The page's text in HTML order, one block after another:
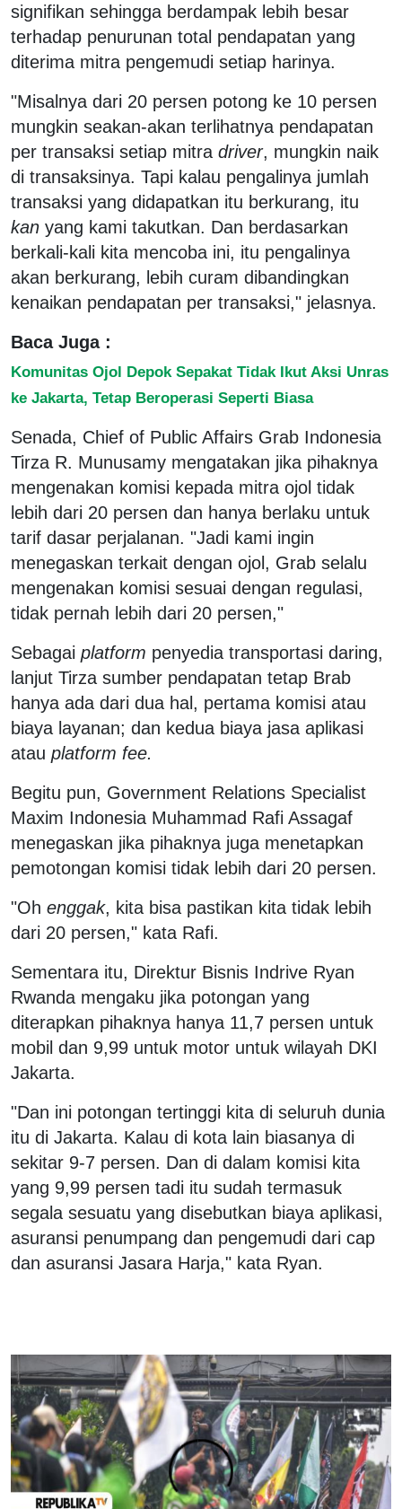
signifikan sehingga berdampak lebih besar
terhadap penurunan total pendapatan yang
diterima mitra pengemudi setiap harinya.
"Misalnya dari 20 persen potong ke 10 persen
mungkin seakan-akan terlihatnya pendapatan
per transaksi setiap mitra driver, mungkin naik
di transaksinya. Tapi kalau pengalinya jumlah
transaksi yang didapatkan itu berkurang, itu
kan yang kami takutkan. Dan berdasarkan
berkali-kali kita mencoba ini, itu pengalinya
akan berkurang, lebih curam dibandingkan
kenaikan pendapatan per transaksi," jelasnya.
Baca Juga :
Komunitas Ojol Depok Sepakat Tidak Ikut Aksi Unras
ke Jakarta, Tetap Beroperasi Seperti Biasa
Senada, Chief of Public Affairs Grab Indonesia
Tirza R. Munusamy mengatakan jika pihaknya
mengenakan komisi kepada mitra ojol tidak
lebih dari 20 persen dan hanya berlaku untuk
tarif dasar perjalanan. "Jadi kami ingin
menegaskan terkait dengan ojol, Grab selalu
mengenakan komisi sesuai dengan regulasi,
tidak pernah lebih dari 20 persen,"
Sebagai platform penyedia transportasi daring,
lanjut Tirza sumber pendapatan tetap Brab
hanya ada dari dua hal, pertama komisi atau
biaya layanan; dan kedua biaya jasa aplikasi
atau platform fee.
Begitu pun, Government Relations Specialist
Maxim Indonesia Muhammad Rafi Assagaf
menegaskan jika pihaknya juga menetapkan
pemotongan komisi tidak lebih dari 20 persen.
"Oh enggak, kita bisa pastikan kita tidak lebih
dari 20 persen," kata Rafi.
Sementara itu, Direktur Bisnis Indrive Ryan
Rwanda mengaku jika potongan yang
diterapkan pihaknya hanya 11,7 persen untuk
mobil dan 9,99 untuk motor untuk wilayah DKI
Jakarta.
"Dan ini potongan tertinggi kita di seluruh dunia
itu di Jakarta. Kalau di kota lain biasanya di
sekitar 9-7 persen. Dan di dalam komisi kita
yang 9,99 persen tadi itu sudah termasuk
segala sesuatu yang disebutkan biaya aplikasi,
asuransi penumpang dan pengemudi dari cap
dan asuransi Jasara Harja," kata Ryan.